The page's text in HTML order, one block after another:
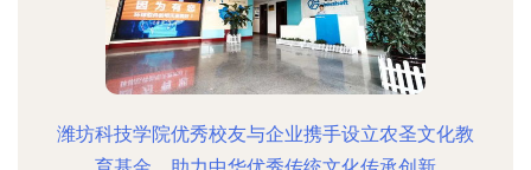
潍坊科技学院优秀校友与企业携手设立农圣文化教